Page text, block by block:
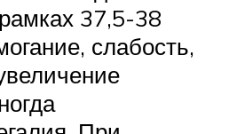
37,5-38
слабость,